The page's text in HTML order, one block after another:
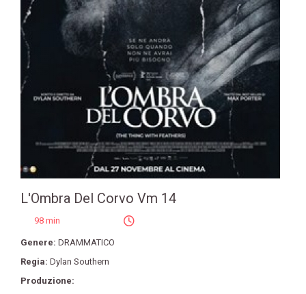
L'Ombra Del Corvo Vm 14
98 min
Genere: DRAMMATICO
Regia: Dylan Southern
Produzione: